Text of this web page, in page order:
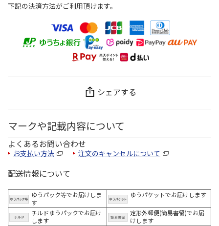
下記の決済方法がご利用頂けます。
シェアする
マークや記載内容について
よくあるお問い合わせ
お支払い方法 注文のキャンセルについて
配送情報について
ゆうパック等でお届けしま
す
ゆうパケットでお届けします
チルドゆうパックでお届け
します
定形外郵便(簡易書留)でお届
けします